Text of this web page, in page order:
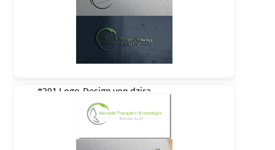
#291 Logo-Design von dzira